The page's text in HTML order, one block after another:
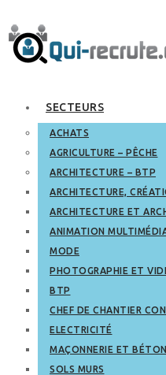
SECTEURS
ACHATS
AGRICULTURE – PÊCHE
ARCHITECTURE – BTP
ARCHITECTURE,
ARCHITECTURE ET
ANIMATION
MODE
PHOTOGRAPHIE ET
BTP
CHEF DE CHANTIER
ELECTRICITÉ
MAÇONNERIE ET BÉTON
SOLS MURS